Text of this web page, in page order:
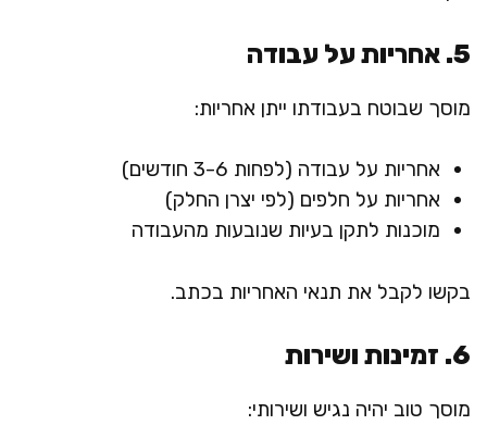
5. אחריות על עבודה
מוסך שבוטח בעבודתו ייתן אחריות:
אחריות על עבודה (לפחות 3-6 חודשים)
אחריות על חלפים (לפי יצרן החלק)
מוכנות לתקן בעיות שנובעות מהעבודה
בקשו לקבל את תנאי האחריות בכתב.
6. זמינות ושירות
מוסך טוב יהיה נגיש ושירותי: